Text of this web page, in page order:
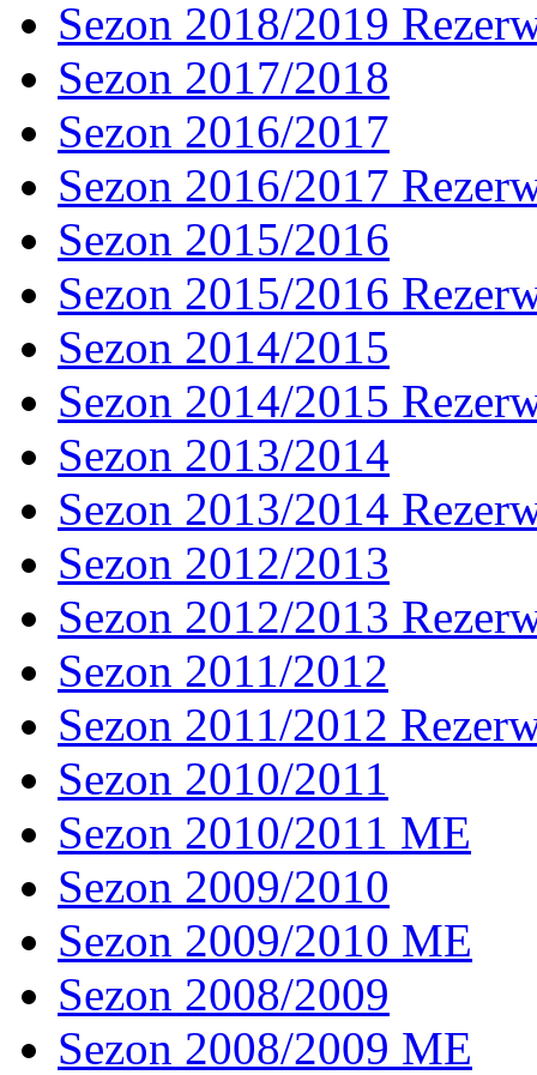
Sezon 2018/2019
Sezon 2017/2018
Sezon 2016/2017
Sezon 2016/2017
Sezon 2015/2016
Sezon 2015/2016
Sezon 2014/2015
Sezon 2014/2015
Sezon 2013/2014
Sezon 2013/2014
Sezon 2012/2013
Sezon 2012/2013
Sezon 2011/2012
Sezon 2011/2012
Sezon 2010/2011
Sezon 2010/2011 ME
Sezon 2009/2010
Sezon 2009/2010 ME
Sezon 2008/2009
Sezon 2008/2009 ME